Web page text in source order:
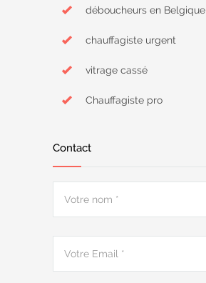
déboucheurs en Belgique
chauffagiste urgent
vitrage cassé
Chauffagiste pro
Contact